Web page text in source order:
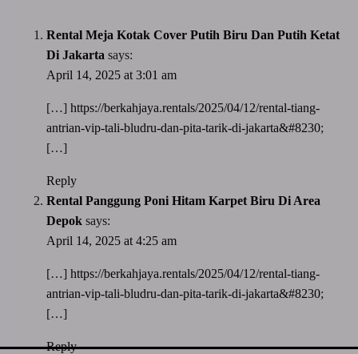
Rental Meja Kotak Cover Putih Biru Dan Putih Ketat
Di Jakarta says:
April 14, 2025 at 3:01 am
[…] https://berkahjaya.rentals/2025/04/12/rental-tiang-
antrian-vip-tali-bludru-dan-pita-tarik-di-jakarta&#8230;
[…]
Reply
Rental Panggung Poni Hitam Karpet Biru Di Area
Depok says:
April 14, 2025 at 4:25 am
[…] https://berkahjaya.rentals/2025/04/12/rental-tiang-
antrian-vip-tali-bludru-dan-pita-tarik-di-jakarta&#8230;
[…]
Reply